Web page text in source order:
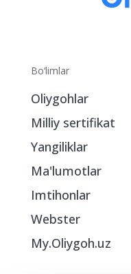
Bo‘limlar
Oliygohlar
Milliy sertifikat
Yangiliklar
Ma'lumotlar
Imtihonlar
Webster
My.Oliygoh.uz